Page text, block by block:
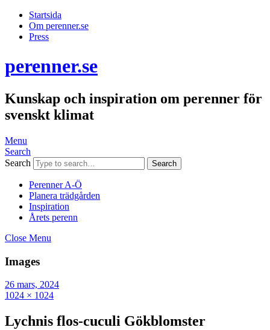
Startsida
Om perenner.se
Press
perenner.se
Kunskap och inspiration om perenner för
svenskt klimat
Menu
Search
Search
Perenner A-Ö
Planera trädgården
Inspiration
Årets perenn
Close Menu
Images
26 mars, 2024
1024 × 1024
Lychnis flos-cuculi Gökblomster